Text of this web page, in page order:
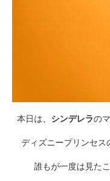
本日は、 シンデレラの
ディズニープリンセス
誰もが一度は見た